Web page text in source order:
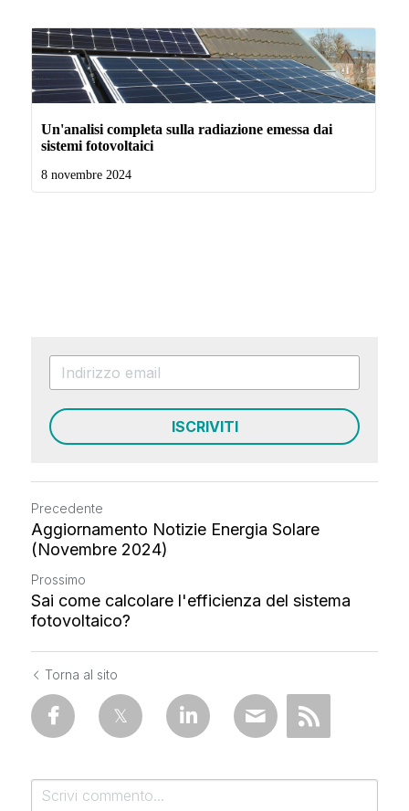
ISCRIVITI
Precedente
Aggiornamento Notizie Energia Solare
(Novembre 2024)
Prossimo
Sai come calcolare l'efficienza del sistema
fotovoltaico?
Torna al sito